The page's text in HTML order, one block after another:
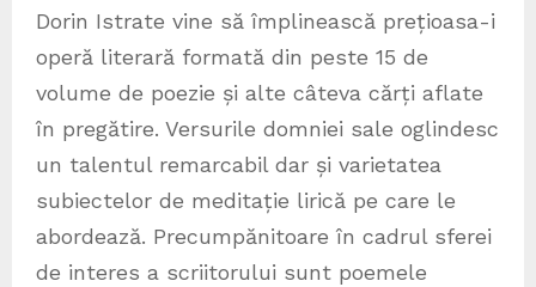
Dorin Istrate vine să împlinească prețioasa-i
operă literară formată din peste 15 de
volume de poezie și alte câteva cărți aflate
în pregătire. Versurile domniei sale oglindesc
un talentul remarcabil dar și varietatea
subiectelor de meditație lirică pe care le
abordează. Precumpănitoare în cadrul sferei
de interes a scriitorului sunt poemele